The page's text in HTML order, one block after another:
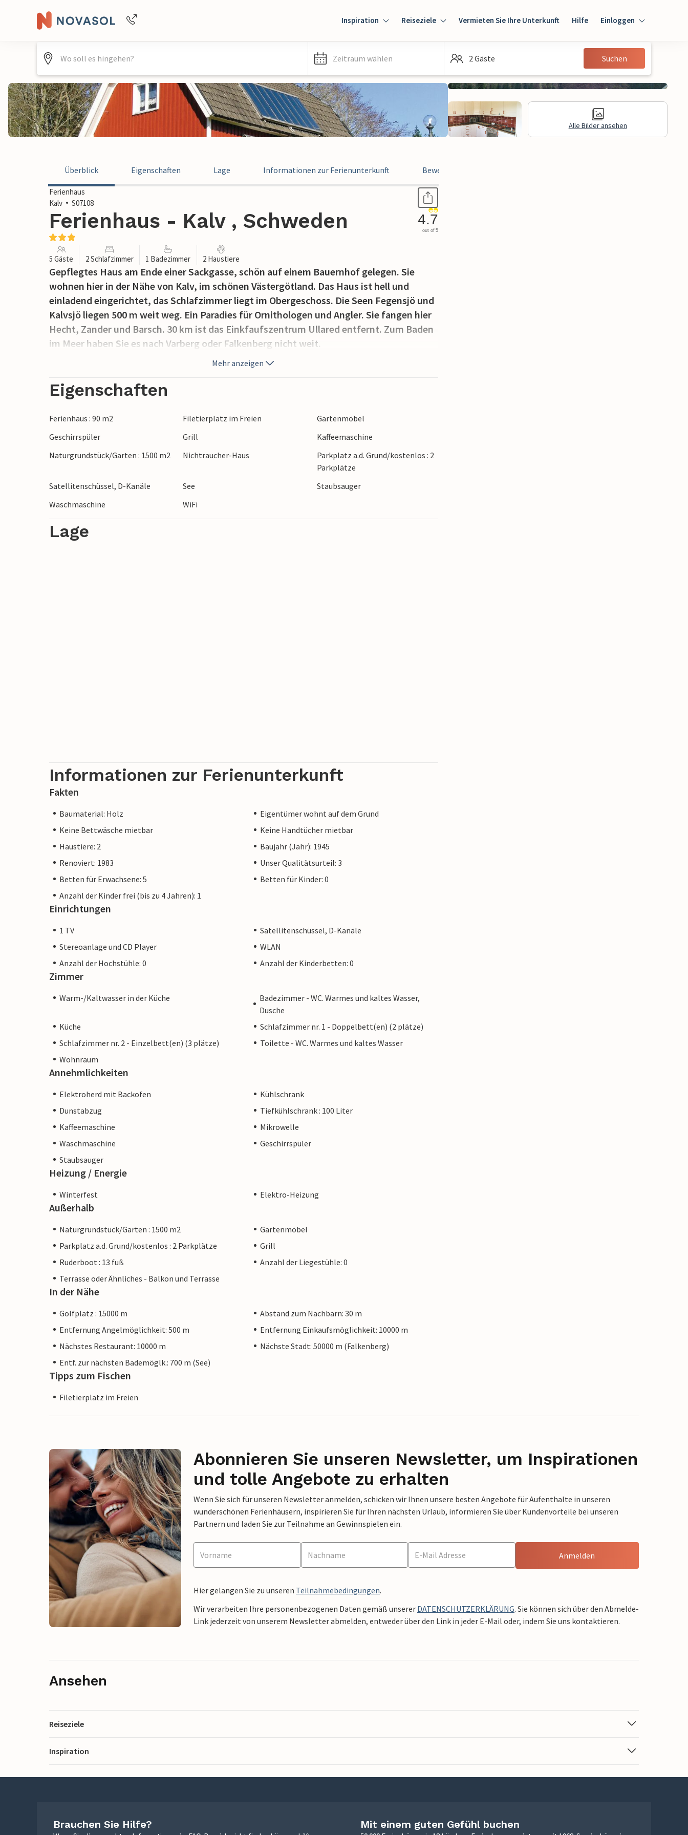
Inspiration Reiseziele Vermieten Sie Ihre Unterkunft Hilfe Einloggen
Einloggen
Gast
Zeitraum wählen 2 Gäste Suchen
Alle Bilder ansehen
Überblick Eigenschaften Lage Informationen zur Ferienunterkunft Bewertungen
Ferienhaus
Kalv
S07108
Ferienhaus - Kalv , Schweden 4.7
out of 5
5 Gäste 2 Schlafzimmer 1 Badezimmer 2 Haustiere
Gepflegtes Haus am Ende einer Sackgasse, schön auf einem Bauernhof gelegen. Sie
wohnen hier in der Nähe von Kalv, im schönen Västergötland. Das Haus ist hell und
einladend eingerichtet, das Schlafzimmer liegt im Obergeschoss. Die Seen Fegensjö und
Kalvsjö liegen 500 m weit weg. Ein Paradies für Ornithologen und Angler. Sie fangen hier
Hecht, Zander und Barsch. 30 km ist das Einkfaufszentrum Ullared entfernt. Zum Baden
im Meer haben Sie es nach Varberg oder Falkenberg nicht weit.
Mehr anzeigen
Eigenschaften
Ferienhaus : 90 m2 Filetierplatz im Freien
Gartenmöbel
Geschirrspüler
Grill
Kaffeemaschine
Naturgrundstück/Garten : 1500 m2
Nichtraucher-Haus
Parkplatz a.d. Grund/kostenlos : 2
Parkplätze
Satellitenschüssel, D-Kanäle
See
Staubsauger
Waschmaschine
WiFi
Lage
Informationen zur Ferienunterkunft
Fakten
Baumaterial: Holz
Eigentümer wohnt auf dem Grund
Keine Bettwäsche mietbar
Keine Handtücher mietbar
Haustiere: 2
Baujahr (Jahr): 1945
Renoviert: 1983
Unser Qualitätsurteil: 3
Betten für Erwachsene: 5
Betten für Kinder: 0
Anzahl der Kinder frei (bis zu 4 Jahren): 1
Einrichtungen
1 TV
Satellitenschüssel, D-Kanäle
Stereoanlage und CD Player
WLAN
Anzahl der Hochstühle: 0
Anzahl der Kinderbetten: 0
Zimmer
Warm-/Kaltwasser in der Küche
Badezimmer - WC. Warmes und kaltes Wasser,
Dusche
Küche
Schlafzimmer nr. 1 - Doppelbett(en) (2 plätze)
Schlafzimmer nr. 2 - Einzelbett(en) (3 plätze)
Toilette - WC. Warmes und kaltes Wasser
Wohnraum
Annehmlichkeiten
Elektroherd mit Backofen
Kühlschrank
Dunstabzug
Tiefkühlschrank : 100 Liter
Kaffeemaschine
Mikrowelle
Waschmaschine
Geschirrspüler
Staubsauger
Heizung / Energie
Winterfest Elektro-Heizung
Außerhalb
Naturgrundstück/Garten : 1500 m2
Gartenmöbel
Parkplatz a.d. Grund/kostenlos : 2 Parkplätze
Grill
Ruderboot : 13 fuß
Anzahl der Liegestühle: 0
Terrasse oder Ähnliches - Balkon und Terrasse
In der Nähe
Golfplatz : 15000 m
Abstand zum Nachbarn: 30 m
Entfernung Angelmöglichkeit: 500 m
Entfernung Einkaufsmöglichkeit: 10000 m
Nächstes Restaurant: 10000 m
Nächste Stadt: 50000 m (Falkenberg)
Entf. zur nächsten Bademöglk.: 700 m (See)
Tipps zum Fischen
Filetierplatz im Freien
Abonnieren Sie unseren Newsletter, um Inspirationen
und tolle Angebote zu erhalten
Wenn Sie sich für unseren Newsletter anmelden, schicken wir Ihnen unsere besten Angebote für Aufenthalte in unseren
wunderschönen Ferienhäusern, inspirieren Sie für Ihren nächsten Urlaub, informieren Sie über Kundenvorteile bei unseren
Partnern und laden Sie zur Teilnahme an Gewinnspielen ein.
Anmelden
Hier gelangen Sie zu unseren Teilnahmebedingungen.
Wir verarbeiten Ihre personenbezogenen Daten gemäß unserer DATENSCHUTZERKLÄRUNG. Sie können sich über den Abmelde-
Link jederzeit von unserem Newsletter abmelden, entweder über den Link in jeder E-Mail oder, indem Sie uns kontaktieren.
Ansehen
Reiseziele
Inspiration
Brauchen Sie Hilfe? Mit einem guten Gefühl buchen